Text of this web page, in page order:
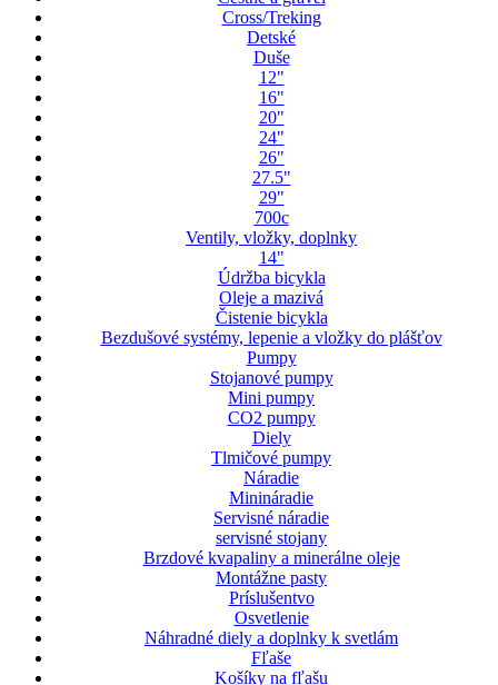
Cross/Treking
Detské
Duše
12"
16"
20"
24"
26"
27.5"
29"
700c
Ventily, vložky, doplnky
14"
Údržba bicykla
Oleje a mazivá
Čistenie bicykla
Bezdušové systémy, lepenie a vložky do plášťov
Pumpy
Stojanové pumpy
Mini pumpy
CO2 pumpy
Diely
Tlmičové pumpy
Náradie
Minináradie
Servisné náradie
servisné stojany
Brzdové kvapaliny a minerálne oleje
Montážne pasty
Príslušentvo
Osvetlenie
Náhradné diely a doplnky k svetlám
Fľaše
Košíky na fľašu